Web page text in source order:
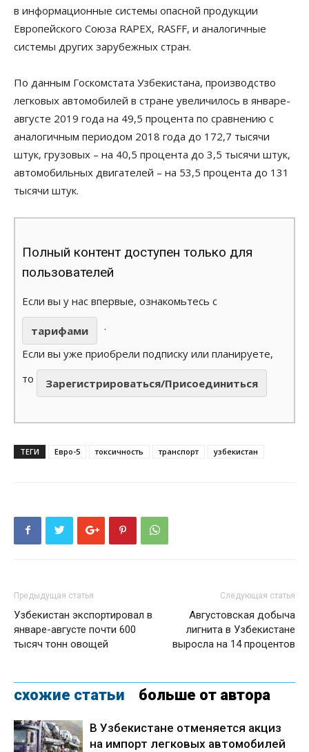
в информационные системы опасной продукции
Европейского Союза RAPEX, RASFF, и аналогичные
системы других зарубежных стран.
По данным Госкомстата Узбекистана, производство
легковых автомобилей в стране увеличилось в январе-
августе 2019 года на 49,5 процента по сравнению с
аналогичным периодом 2018 года до 172,7 тысячи
штук, грузовых – на 40,5 процента до 3,5 тысячи штук,
автомобильных двигателей – на 53,5 процента до 131
тысячи штук.
Полный контент доступен только для
пользователей
Если вы у нас впервые, ознакомьтесь с
тарифами
.
Если вы уже приобрели подписку или планируете,
то
Зарегистрироваться/Присоединиться
ТЕГИ Евро-5 токсичность транспорт узбекистан
Предыдущая статья
Узбекистан экспортировал в
январе-августе почти 600
тысяч тонн овощей
Следующая статья
Августовская добыча
лигнита в Узбекистане
выросла на 14 процентов
схожие статьи больше от автора
В Узбекистане отменяется акциз
на импорт легковых автомобилей